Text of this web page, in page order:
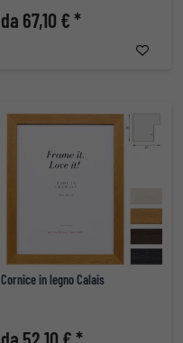
da 67,10 € *
Cornice in legno Calais